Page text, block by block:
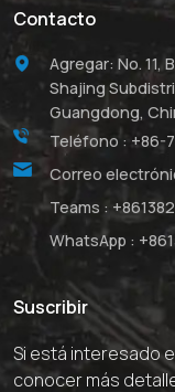
Contacto
Agregar: No. 11,
Shajing
Guangdong,
Teléfono : +86-
Correo
Teams :
WhatsApp :
Suscribir
Si está interesado
conocer más